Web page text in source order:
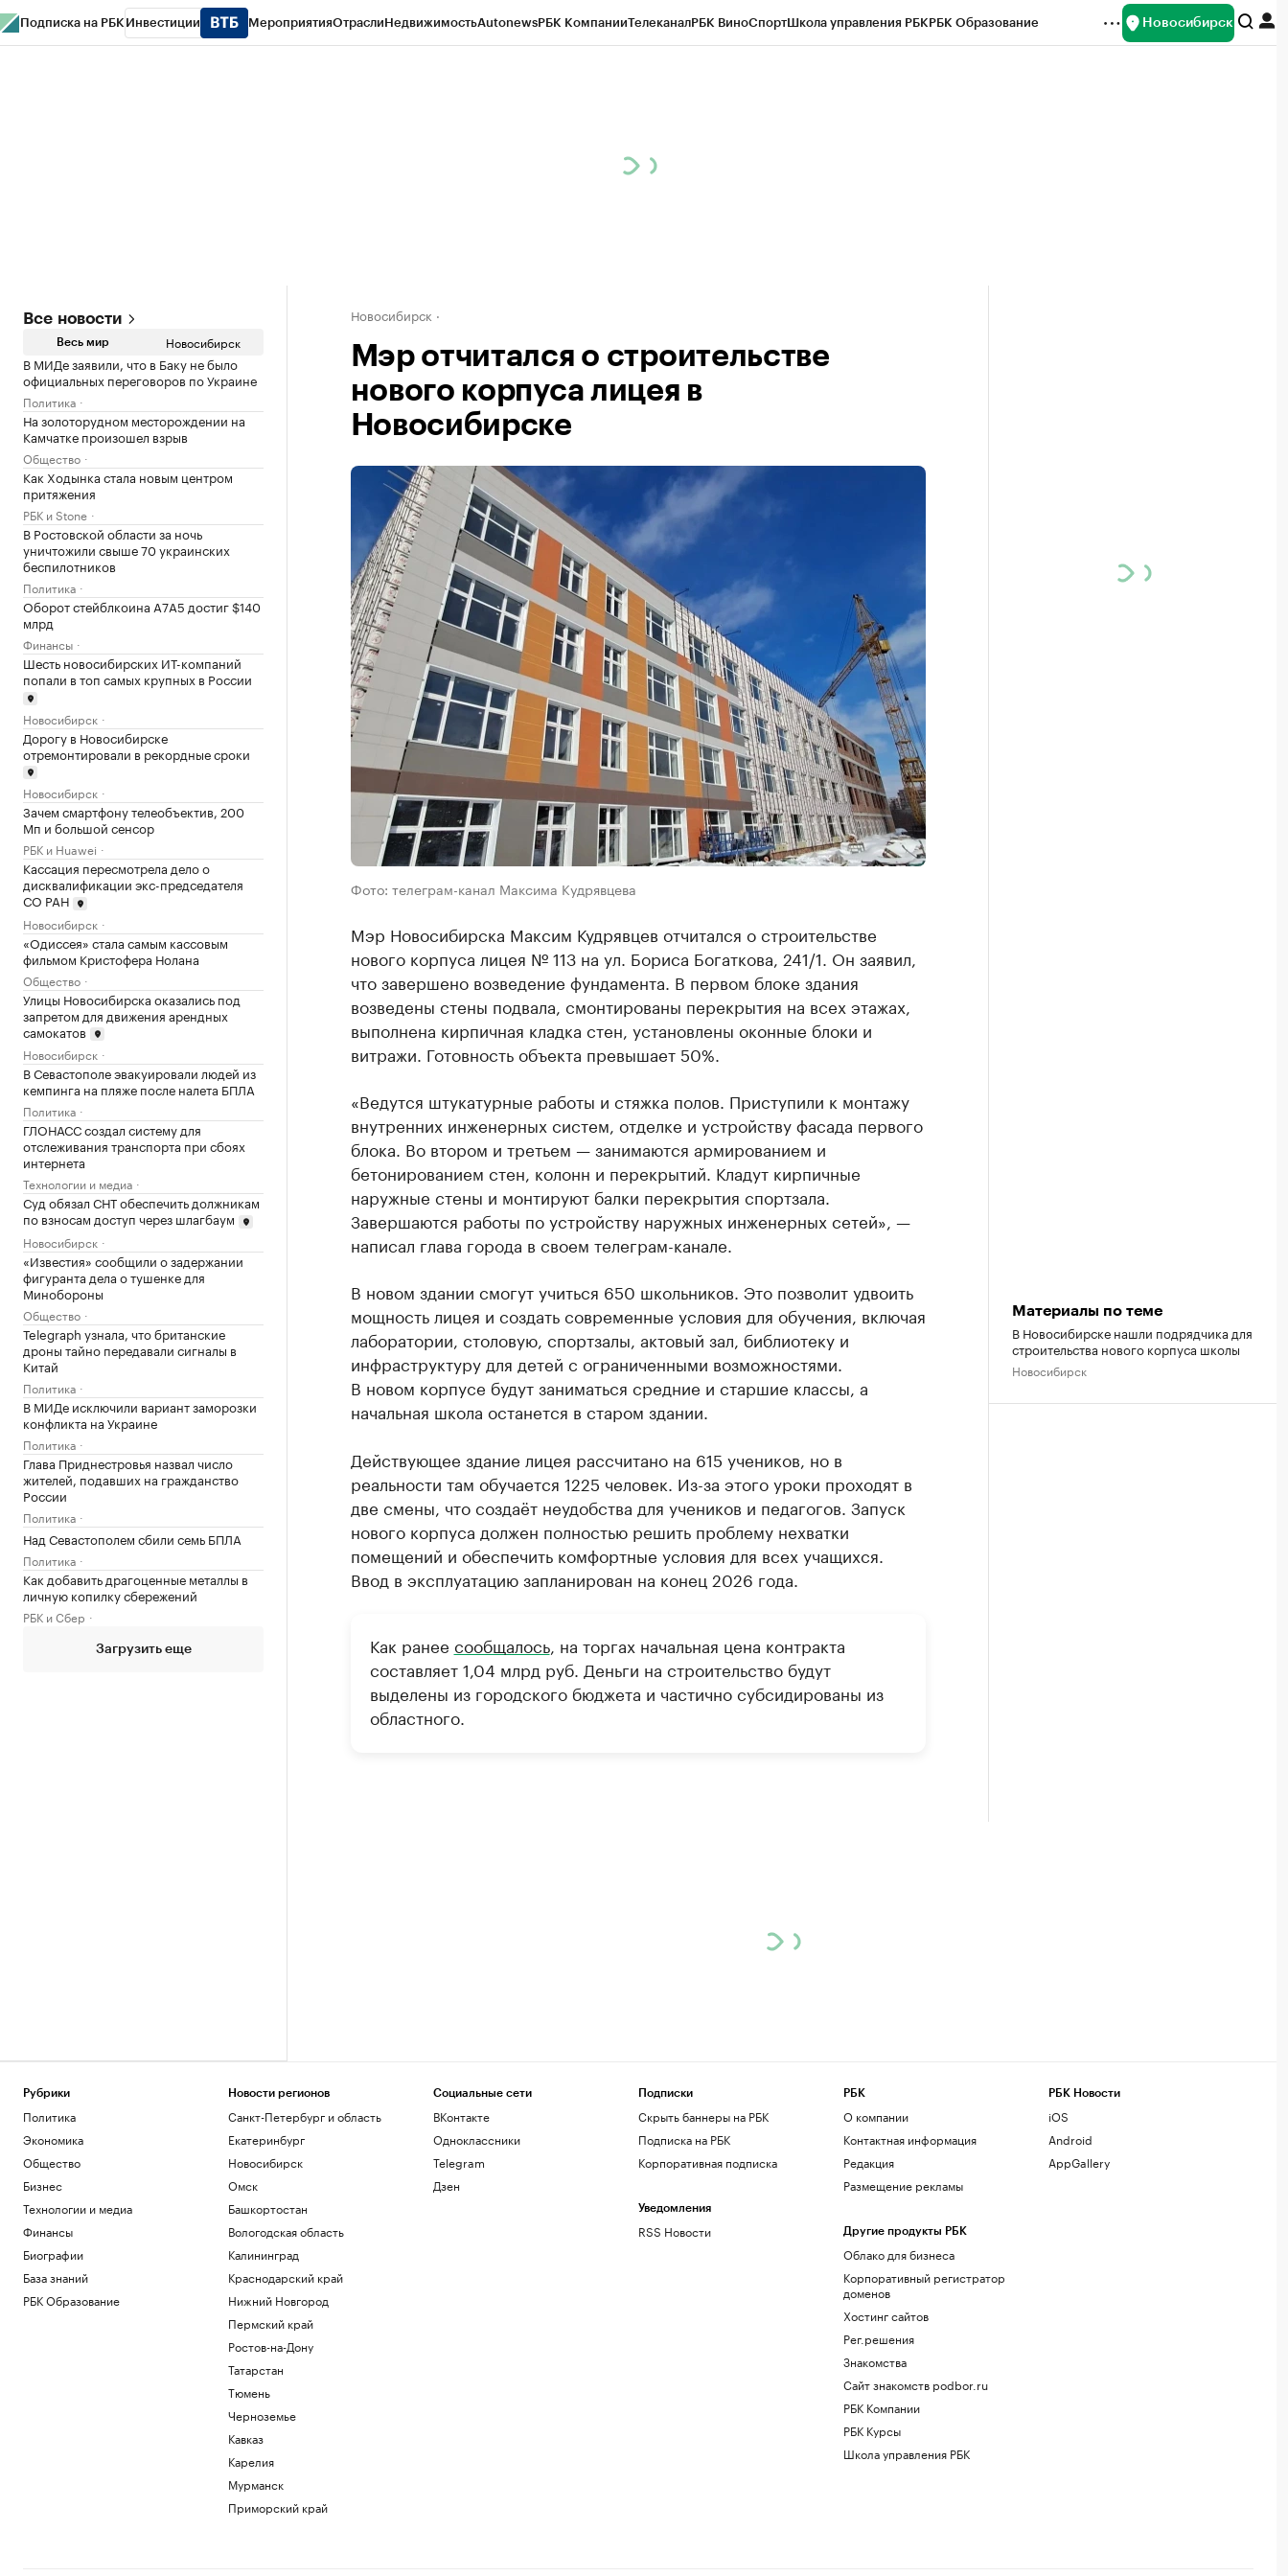
Подписка на РБК Инвестиции МероприятияОтраслиНедвижимостьAutonewsРБК КомпанииТелеканалРБК ВиноСпортШкола управления РБКРБК Образование Новосибирск
Все новости
Весь мир Новосибирск
В МИДе заявили, что в Баку не было
официальных переговоров по Украине
Политика
На золоторудном месторождении на
Камчатке произошел взрыв
Общество
Как Ходынка стала новым центром
притяжения
РБК и Stone
В Ростовской области за ночь
уничтожили свыше 70 украинских
беспилотников
Политика
Оборот стейблкоина А7А5 достиг $140
млрд
Финансы
Шесть новосибирских ИТ-компаний
попали в топ самых крупных в России
Новосибирск
Дорогу в Новосибирске
отремонтировали в рекордные сроки
Новосибирск
Зачем смартфону телеобъектив, 200
Мп и большой сенсор
РБК и Huawei
Кассация пересмотрела дело о
дисквалификации экс-председателя
СО РАН
Новосибирск
«Одиссея» стала самым кассовым
фильмом Кристофера Нолана
Общество
Улицы Новосибирска оказались под
запретом для движения арендных
самокатов
Новосибирск
В Севастополе эвакуировали людей из
кемпинга на пляже после налета БПЛА
Политика
ГЛОНАСС создал систему для
отслеживания транспорта при сбоях
интернета
Технологии и медиа
Суд обязал СНТ обеспечить должникам
по взносам доступ через шлагбаум
Новосибирск
«Известия» сообщили о задержании
фигуранта дела о тушенке для
Минобороны
Общество
Telegraph узнала, что британские
дроны тайно передавали сигналы в
Китай
Политика
В МИДе исключили вариант заморозки
конфликта на Украине
Политика
Глава Приднестровья назвал число
жителей, подавших на гражданство
России
Политика
Над Севастополем сбили семь БПЛА
Политика
Как добавить драгоценные металлы в
личную копилку сбережений
РБК и Сбер
Загрузить еще
Новосибирск
Мэр отчитался о строительстве
нового корпуса лицея в
Новосибирске
Фото: телеграм-канал Максима Кудрявцева
Мэр Новосибирска Максим Кудрявцев отчитался о строительстве
нового корпуса лицея № 113 на ул. Бориса Богаткова, 241/1. Он заявил,
что завершено возведение фундамента. В первом блоке здания
возведены стены подвала, смонтированы перекрытия на всех этажах,
выполнена кирпичная кладка стен, установлены оконные блоки и
витражи. Готовность объекта превышает 50%.
«Ведутся штукатурные работы и стяжка полов. Приступили к монтажу
внутренних инженерных систем, отделке и устройству фасада первого
блока. Во втором и третьем — занимаются армированием и
бетонированием стен, колонн и перекрытий. Кладут кирпичные
наружные стены и монтируют балки перекрытия спортзала.
Завершаются работы по устройству наружных инженерных сетей», —
написал глава города в своем телеграм-канале.
В новом здании смогут учиться 650 школьников. Это позволит удвоить
мощность лицея и создать современные условия для обучения, включая
лаборатории, столовую, спортзалы, актовый зал, библиотеку и
инфраструктуру для детей с ограниченными возможностями.
В новом корпусе будут заниматься средние и старшие классы, а
начальная школа останется в старом здании.
Действующее здание лицея рассчитано на 615 учеников, но в
реальности там обучается 1225 человек. Из-за этого уроки проходят в
две смены, что создаёт неудобства для учеников и педагогов. Запуск
нового корпуса должен полностью решить проблему нехватки
помещений и обеспечить комфортные условия для всех учащихся.
Ввод в эксплуатацию запланирован на конец 2026 года.
Как ранее сообщалось, на торгах начальная цена контракта
составляет 1,04 млрд руб. Деньги на строительство будут
выделены из городского бюджета и частично субсидированы из
областного.
Материалы по теме
В Новосибирске нашли подрядчика для
строительства нового корпуса школы
Новосибирск
Рубрики
Политика
Экономика
Общество
Бизнес
Технологии и медиа
Финансы
Биографии
База знаний
РБК Образование
Новости регионов
Санкт-Петербург и область
Екатеринбург
Новосибирск
Омск
Башкортостан
Вологодская область
Калининград
Краснодарский край
Нижний Новгород
Пермский край
Ростов-на-Дону
Татарстан
Тюмень
Черноземье
Кавказ
Карелия
Мурманск
Приморский край
Социальные сети
ВКонтакте
Одноклассники
Telegram
Дзен
Подписки
Скрыть баннеры на РБК
Подписка на РБК
Корпоративная подписка
Уведомления
RSS Новости
РБК
О компании
Контактная информация
Редакция
Размещение рекламы
Другие продукты РБК
Облако для бизнеса
Корпоративный регистратор
доменов
Хостинг сайтов
Рег.решения
Знакомства
Сайт знакомств podbor.ru
РБК Компании
РБК Курсы
Школа управления РБК
РБК Новости
iOS
Android
AppGallery